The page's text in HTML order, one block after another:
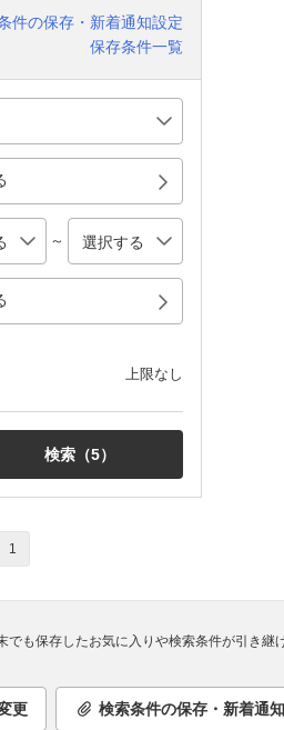
件の保存・新着通知設定
保存条件一覧
～
上限なし
検索（5）
1
も保存したお気に入りや検索条件が引き継
更 検索条件の保存・新着通